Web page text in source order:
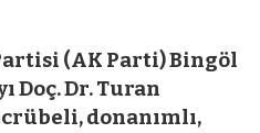
(AK Parti) Bingöl
Doç. Dr. Turan
donanımlı,